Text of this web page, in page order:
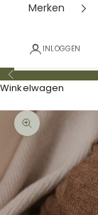
Merken
INLOGGEN
Vorige
Winkelwagen
In-/uitzoomen